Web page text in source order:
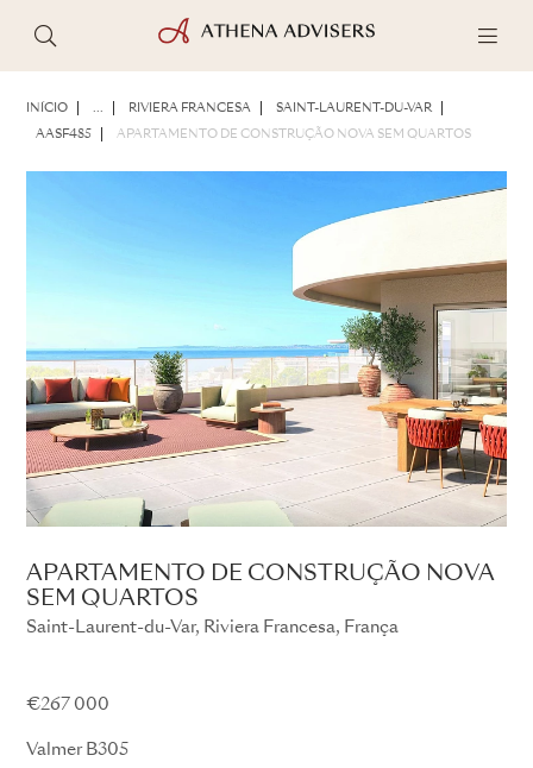
INÍCIO ... RIVIERA FRANCESA SAINT-LAURENT-DU-VAR
AASF485 APARTAMENTO DE CONSTRUÇÃO NOVA SEM QUARTOS
APARTAMENTO DE CONSTRUÇÃO NOVA
SEM QUARTOS
Saint-Laurent-du-Var, Riviera Francesa, França
€267 000
Valmer B305